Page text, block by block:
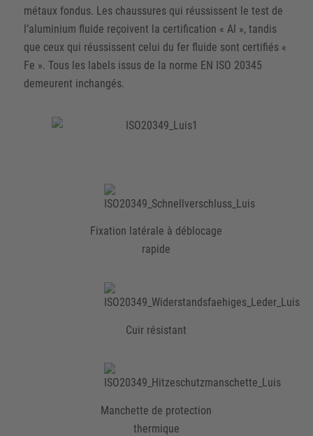
métaux fondus. Les chaussures qui réussissent le test de
l’aluminium fluide reçoivent la certification « Al », tandis
que ceux qui réussissent celui du fer fluide sont certifiés «
Fe ». Tous les labels issus de la norme EN ISO 20345
demeurent inchangés.
Fixation latérale à déblocage
rapide
Cuir résistant
Manchette de protection
thermique